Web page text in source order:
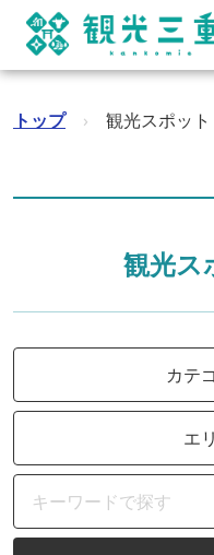
トップ › 観光スポット
観光ス
カテ
エ